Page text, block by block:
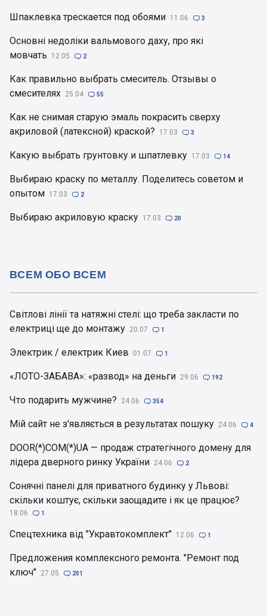
Шпаклевка трескается под обоями 11.06  3
Основні недоліки вальмового даху, про які
мовчать
12.05  2
Как правильно выбрать смеситель. Отзывы о
смесителях 25.04  55
Как не снимая старую эмаль покрасить сверху
акриловой (латексной) краской?
17.03  3
Какую выбрать грунтовку и шпатлевку 17.03  14
Выбираю краску по металлу. Поделитесь советом и
опытом 17.03  2
Выбираю акриловую краску 17.03  20
Світлові лінії та натяжні стелі: що треба закласти по
електриці ще до монтажу 20.07  1
Электрик / електрик Киев 01.07  1
«ЛОТО-ЗАБАВА»: «развод» на деньги 29.06  192
Что подарить мужчине? 24.06  354
Мій сайт не з'являється в результатах пошуку 24.06  4
DOOR(*)COM(*)UA — продаж стратегічного домену для
лідера дверного ринку України 24.06  2
Сонячні панелі для приватного будинку у Львові:
скільки коштує, скільки заощадите і як це працює?
18.06  1
Спецтехника від "Укравтокомплект" 12.06  1
Предложения комплексного ремонта. "Ремонт под
ключ" 27.05  201
ВСЕМ ОБО ВСЕМ